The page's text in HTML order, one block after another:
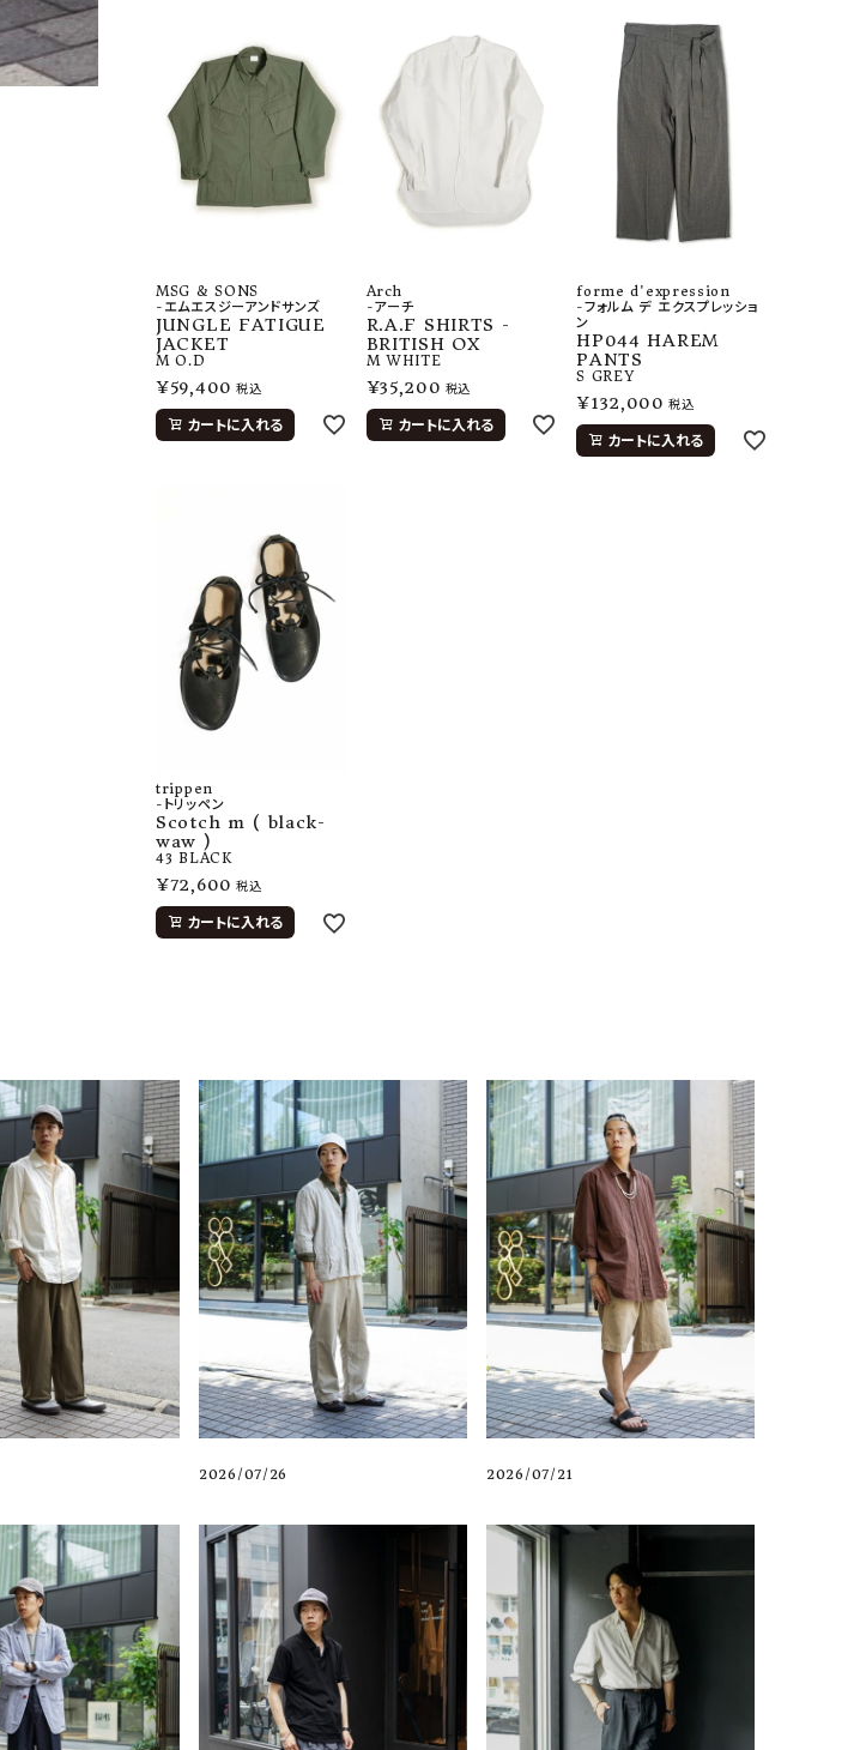
MSG & SONS
-エムエスジーアンドサンズ
JUNGLE FATIGUE
JACKET
M O.D
¥59,400 税込
カートに入れる
Arch
-アーチ
R.A.F SHIRTS -
BRITISH OX
M WHITE
¥35,200 税込
カートに入れる
forme d'expression
-フォルム デ エクスプレッショ
ン
HP044 HAREM
PANTS
S GREY
¥132,000 税込
カートに入れる
trippen
-トリッペン
Scotch m ( black-
waw )
43 BLACK
¥72,600 税込
カートに入れる
2026/07/26 2026/07/21